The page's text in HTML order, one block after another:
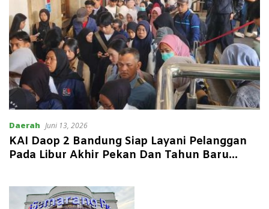
Daerah Juni 13, 2026
KAI Daop 2 Bandung Siap Layani Pelanggan
Pada Libur Akhir Pekan Dan Tahun Baru